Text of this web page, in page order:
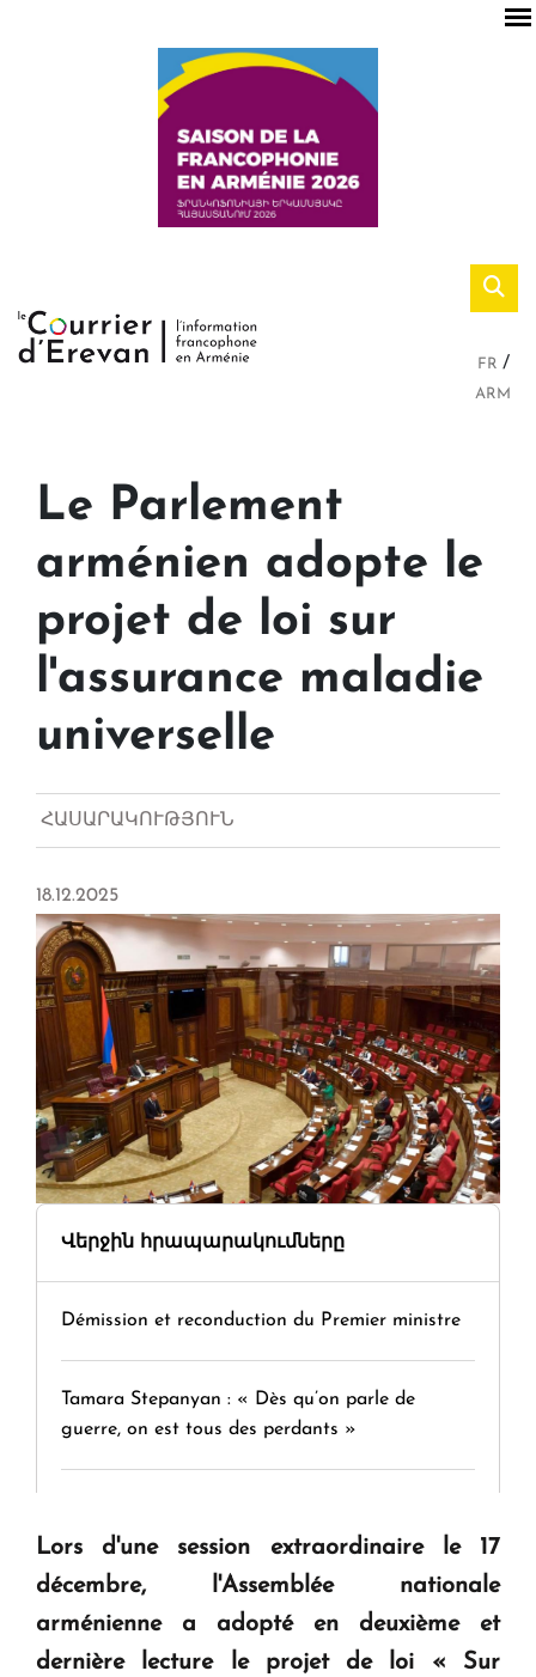
FR
ARM
Le Parlement
arménien adopte le
projet de loi sur
l'assurance maladie
universelle
ՀԱՍԱՐԱԿՈՒԹՅՈՒՆ
18.12.2025
Վերջին հրապարակումները
Démission et reconduction du Premier ministre
Tamara Stepanyan : « Dès qu’on parle de
guerre, on est tous des perdants »
question d'un référendum ne se pose pas. "
KASA : 30 ans d'audace, de résilience et d'avenir
en Arménie
Lors d'une session extraordinaire le 17
décembre, l'Assemblée nationale
arménienne a adopté en deuxième et
dernière lecture le projet de loi « Sur